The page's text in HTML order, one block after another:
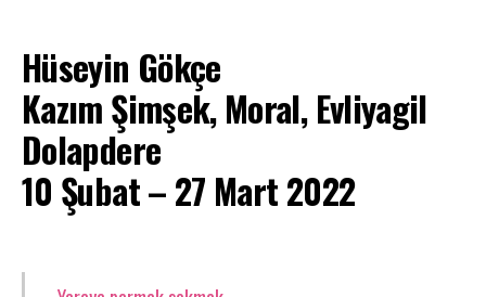
Hüseyin Gökçe
Kazım Şimşek, Moral, Evliyagil
Dolapdere
10 Şubat – 27 Mart 2022